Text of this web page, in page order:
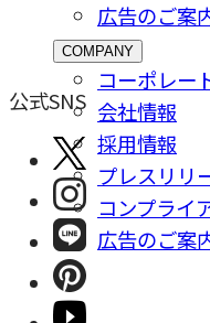
広告のご案
COMPANY
コーポレー
会社情報
採⽤情報
プレスリリ
コンプライ
広告のご案
公式SNS